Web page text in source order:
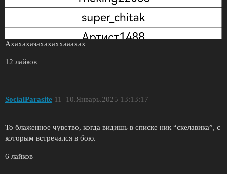
Ахахахаэахахаххааахах
12 лайков
SocialParasite 10.Январь.2025 13:13:17
11
То блаженное чувство, когда видишь в списке ник “скелавика”, с
которым встречался в бою.
6 лайков